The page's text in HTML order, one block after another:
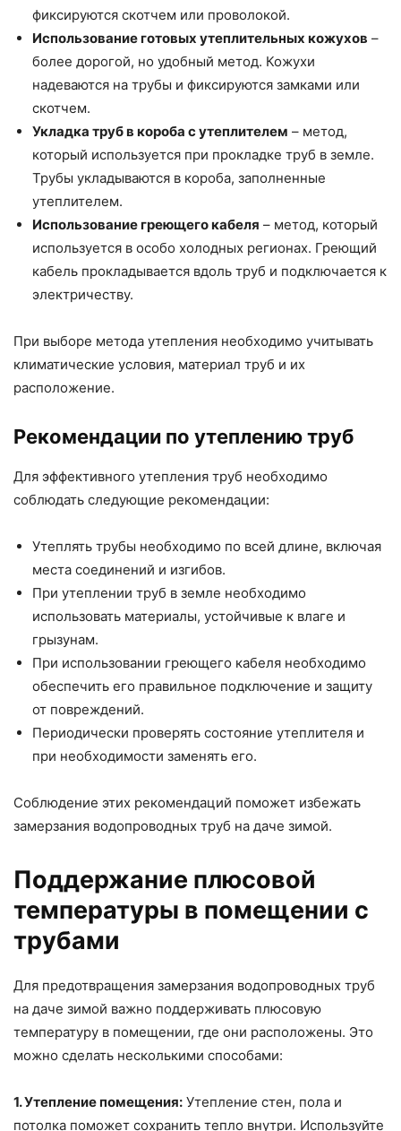
фиксируются скотчем или проволокой.
Использование готовых утеплительных кожухов –
более дорогой, но удобный метод. Кожухи
надеваются на трубы и фиксируются замками или
скотчем.
Укладка труб в короба с утеплителем – метод,
который используется при прокладке труб в земле.
Трубы укладываются в короба, заполненные
утеплителем.
Использование греющего кабеля – метод, который
используется в особо холодных регионах. Греющий
кабель прокладывается вдоль труб и подключается к
электричеству.
При выборе метода утепления необходимо учитывать
климатические условия, материал труб и их
расположение.
Рекомендации по утеплению труб
Для эффективного утепления труб необходимо
соблюдать следующие рекомендации:
Утеплять трубы необходимо по всей длине, включая
места соединений и изгибов.
При утеплении труб в земле необходимо
использовать материалы, устойчивые к влаге и
грызунам.
При использовании греющего кабеля необходимо
обеспечить его правильное подключение и защиту
от повреждений.
Периодически проверять состояние утеплителя и
при необходимости заменять его.
Соблюдение этих рекомендаций поможет избежать
замерзания водопроводных труб на даче зимой.
Поддержание плюсовой
температуры в помещении с
трубами
Для предотвращения замерзания водопроводных труб
на даче зимой важно поддерживать плюсовую
температуру в помещении, где они расположены. Это
можно сделать несколькими способами:
1. Утепление помещения: Утепление стен, пола и
потолка поможет сохранить тепло внутри. Используйте